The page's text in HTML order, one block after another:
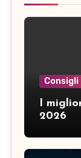
I
2026